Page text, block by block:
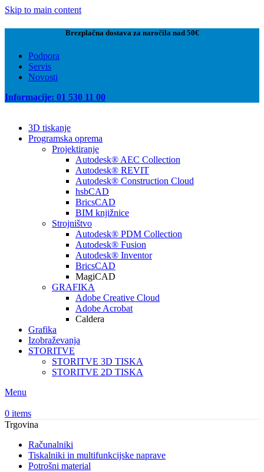
Skip to main content
Brezplačna dostava za naročila nad 50€
Podpora
Servis
Novosti
Informacije: 01 530 11 00
3D tiskanje
Programska oprema
Projektiranje
Autodesk® AEC Collection
Autodesk® REVIT
Autodesk® Construction Cloud
hsbCAD
BricsCAD
BIM knjižnice
Strojništvo
Autodesk® PDM Collection
Autodesk® Fusion
Autodesk® Inventor
BricsCAD
MagiCAD
GRAFIKA
Adobe Creative Cloud
Adobe Acrobat
Caldera
Grafika
Izobraževanja
STORITVE
STORITVE 3D TISKA
STORITVE 2D TISKA
Menu
0 items
Trgovina
Računalniki
Tiskalniki in multifunkcijske naprave
Potrošni material